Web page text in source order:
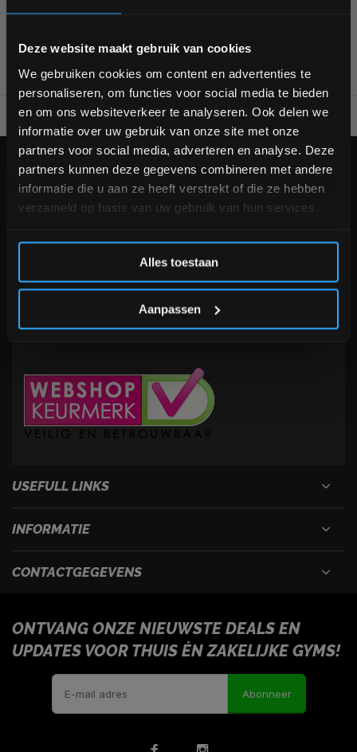
Deze website maakt gebruik van cookies
We gebruiken cookies om content en advertenties te
personaliseren, om functies voor social media te bieden
en om ons websiteverkeer te analyseren. Ook delen we
informatie over uw gebruik van onze site met onze
partners voor social media, adverteren en analyse. Deze
partners kunnen deze gegevens combineren met andere
informatie die u aan ze heeft verstrekt of die ze hebben
verzameld op basis van uw gebruik van hun services.
Alles toestaan
Aanpassen
Voor 95% direct uit voorraad geleverd Professionele
KLANTENSERVICE
+31 (0)24 645 1309
USEFULL LINKS
INFORMATIE
CONTACTGEGEVENS
ONTVANG ONZE NIEUWSTE DEALS EN
UPDATES VOOR THUIS ÉN ZAKELIJKE GYMS!
Abonneer
Bam! 5% korting op je volgende
Schrijf je in voor onze nieuwsbrief om op de hoogte te
blijven over onze nieuwe producten, deals en meer
interessante info. Ontvang 5% korting op je eerstvolgende
aankoop! 😀
Inschrijven
*Verzendkosten vallen buiten de korting